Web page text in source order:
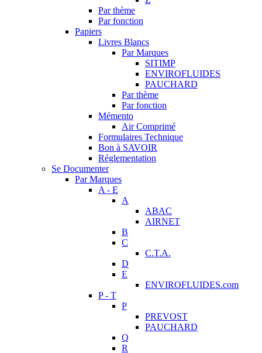
Par thème
Par fonction
Papiers
Livres Blancs
Par Marques
SITIMP
ENVIROFLUIDES
PAUCHARD
Par thème
Par fonction
Mémento
Air Comprimé
Formulaires Technique
Bon à SAVOIR
Réglementation
Se Documenter
Par Marques
A - E
A
ABAC
AIRNET
B
C
C.T.A.
D
E
ENVIROFLUIDES.com
P - T
P
PREVOST
PAUCHARD
Q
R